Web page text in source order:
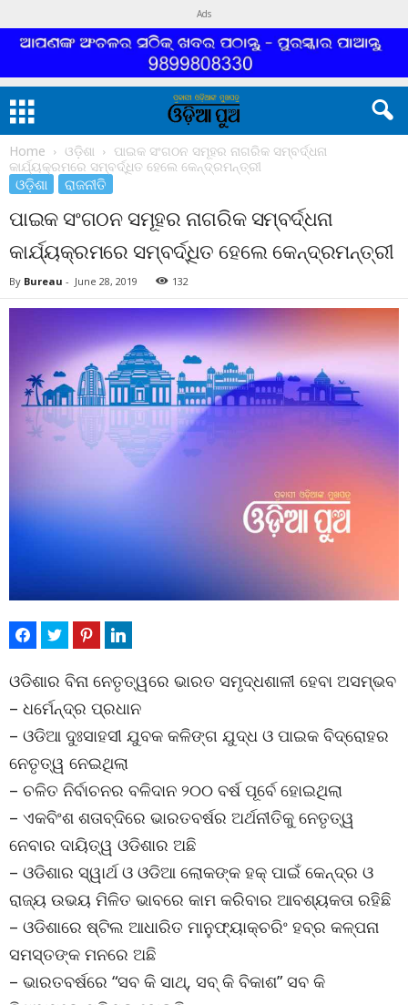
Ads
Home ଓଡ଼ିଶା
ପାଇକ ସଂଗଠନ ସମୂହର ନାଗରିକ ସମ୍ବର୍ଦ୍ଧନା
କାର୍ଯ୍ୟକ୍ରମରେ ସମ୍ବର୍ଦ୍ଧିତ ହେଲେ କେନ୍ଦ୍ରମନ୍ତ୍ରୀ
ଓଡ଼ିଶା ରାଜନୀତି
ପାଇକ ସଂଗଠନ ସମୂହର ନାଗରିକ ସମ୍ବର୍ଦ୍ଧନା
କାର୍ଯ୍ୟକ୍ରମରେ ସମ୍ବର୍ଦ୍ଧିତ ହେଲେ କେନ୍ଦ୍ରମନ୍ତ୍ରୀ
By Bureau - June 28, 2019 132
ଓଡିଶାର ବିନା ନେତୃତ୍ୱରେ ଭାରତ ସମୃଦ୍ଧଶାଳୀ ହେବା ଅସମ୍ଭବ
– ଧର୍ମେନ୍ଦ୍ର ପ୍ରଧାନ
– ଓଡିଆ ଦୁଃସାହସୀ ଯୁବକ କଳିଙ୍ଗ ଯୁଦ୍ଧ ଓ ପାଇକ ବିଦ୍ରୋହର
ନେତୃତ୍ୱ ନେଇଥିଲା
– ଚଳିତ ନିର୍ବାଚନର ବଳିଦାନ ୨୦୦ ବର୍ଷ ପୂର୍ବେ ହୋଇଥିଲା
– ଏକବିଂଶ ଶତାବ୍ଦିରେ ଭାରତବର୍ଷର ଅର୍ଥନୀତିକୁ ନେତୃତ୍ୱ
ନେବାର ଦାୟିତ୍ୱ ଓଡିଶାର ଅଛି
– ଓଡିଶାର ସ୍ୱାର୍ଥ ଓ ଓଡିଆ ଲୋକଙ୍କ ହକ୍ ପାଇଁ କେନ୍ଦ୍ର ଓ
ରାଜ୍ୟ ଉଭୟ ମିଳିତ ଭାବରେ କାମ କରିବାର ଆବଶ୍ୟକତା ରହିଛି
– ଓଡିଶାରେ ଷ୍ଟିଲ ଆଧାରିତ ମାନୁଫ୍ୟାକ୍ଚରିଂ ହବ୍ର କଳ୍ପନା
ସମସ୍ତଙ୍କ ମନରେ ଅଛି
– ଭାରତବର୍ଷରେ “ସବ କି ସାଥ୍, ସବ୍ କି ବିକାଶ” ସବ କି